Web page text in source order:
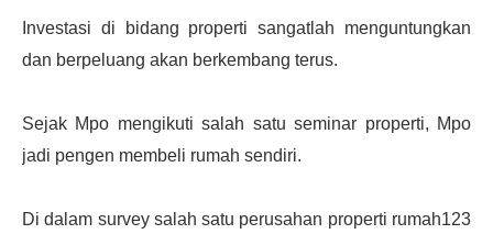
Investasi di bidang properti sangatlah menguntungkan
dan berpeluang akan berkembang terus.
Sejak Mpo mengikuti salah satu seminar properti, Mpo
jadi pengen membeli rumah sendiri.
Di dalam survey salah satu perusahan properti rumah123